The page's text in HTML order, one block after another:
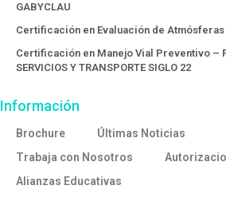
GABYCLAU
Certificación en Evaluación de
Certificación en Manejo Vial Preventivo –
SERVICIOS Y TRANSPORTE SIGLO 22
Información
Brochure
Últimas Noticias
Trabaja con Nosotros
Alianzas Educativas